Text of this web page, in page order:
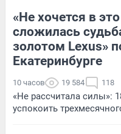
«Не хочется в
сложилась
золотом Lexus»
Екатеринбурге
10 часов 19 584 118
«Не рассчитала силы»:
успокоить